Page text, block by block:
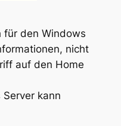
für den Windows
nicht
auf den Home
kann